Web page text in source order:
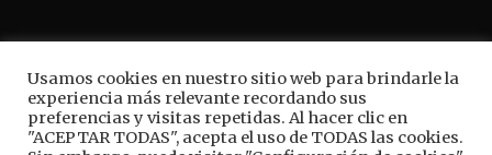
Usamos cookies en nuestro sitio web para brindarle la
experiencia más relevante recordando sus
preferencias y visitas repetidas. Al hacer clic en
"ACEPTAR TODAS", acepta el uso de TODAS las cookies.
ROLDE CONECTA